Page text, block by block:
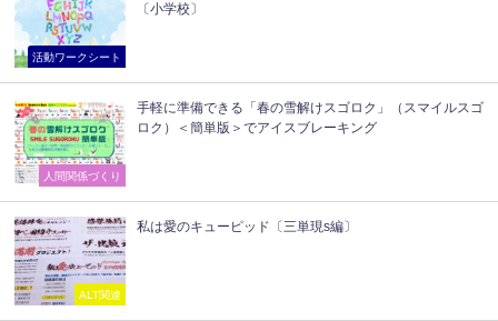
活動ワークシート
〔小学校〕
人間関係づくり
手軽に準備できる「春の雪解けスゴロク」（スマイルスゴ
ロク）＜簡単版＞でアイスブレーキング
ALT関連
私は愛のキューピッド〔三単現s編〕